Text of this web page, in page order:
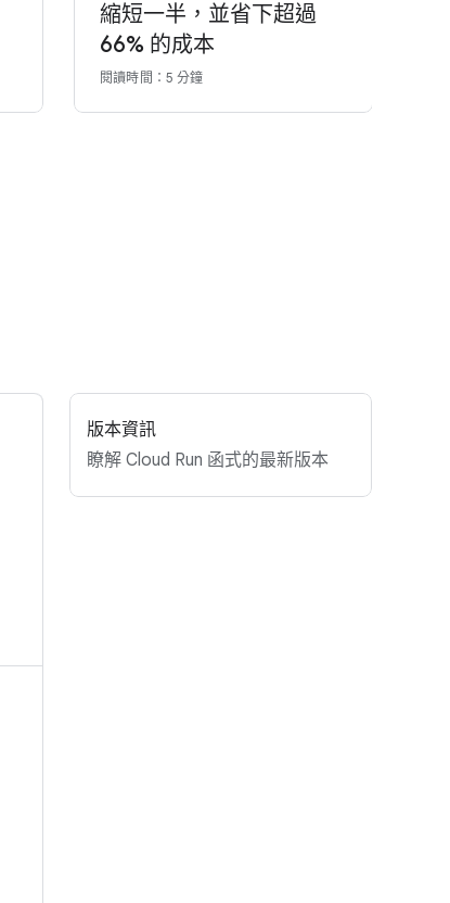
縮短一半，並省下超過
66% 的成本
閱讀時間：5 分鐘
版本資訊
瞭解 Cloud Run 函式的最新版本